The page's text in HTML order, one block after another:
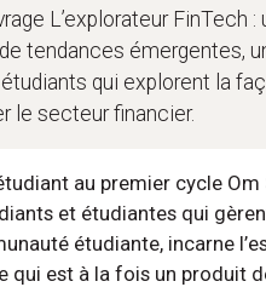
L’explorateur FinTech :
tendances émergentes,
qui explorent la
le secteur financier.
au premier cycle
et étudiantes qui
étudiante, incarne
qui est à la fois un produit